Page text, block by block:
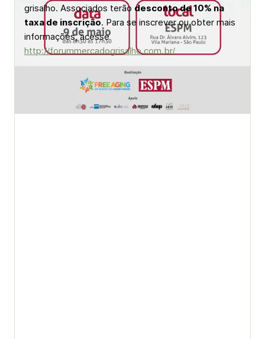
grisalho. Associados terão desconto de 10% na
taxa de inscrição. Para se inscrever ou obter mais
informações, acesse
http://forummercadogrisalho.com.br/